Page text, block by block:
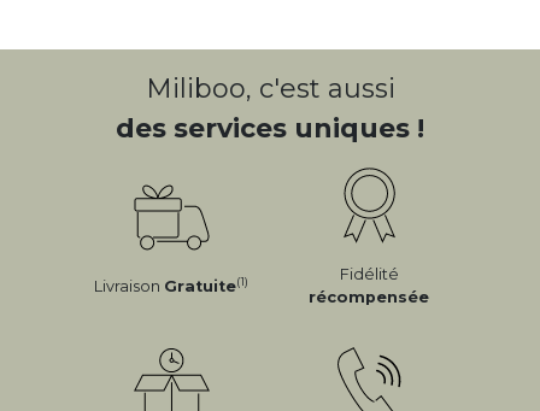
Miliboo, c'est aussi
des services uniques !
Livraison Gratuite(1)
Fidélité
récompensée